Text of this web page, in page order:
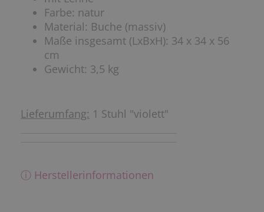
Farbe: natur
Material: Buche (massiv)
Maße insgesamt (LxBxH): 34 x 34 x 56
cm
Gewicht: 3,5 kg
Lieferumfang: 1 Stuhl "violett"
ⓘ Herstellerinformationen